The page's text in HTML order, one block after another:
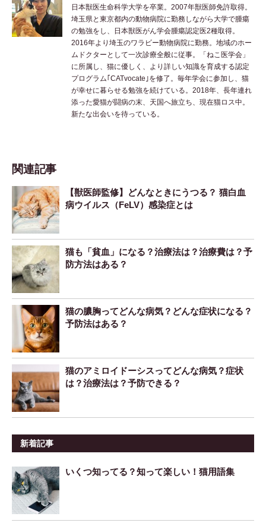
日本獣医生命科学大学を卒業。2007年獣医師免許取得。
埼玉県と東京都内の動物病院に勤務しながら大学で腫瘍
の勉強をし、日本獣医がん学会腫瘍認定医2種取得。
2016年より埼玉のワラビー動物病院に勤務。地域のホー
ムドクターとして一次診療全般に従事。「ねこ医学会」
に所属し、猫に優しく、より詳しい知識を育成する認定
プログラム｢CATvocate｣を修了。毎年学会に参加し、猫
が幸せに暮らせる勉強を続けている。2018年、長年連れ
添った愛猫が闘病の末、天国へ旅立ち、現在猫ロス中。
新たな出会いを待っている。
関連記事
【獣医師監修】どんなときにうつる？ 猫白血
病ウイルス（FeLV）感染症とは
猫も「貧血」になる？治療法は？治療費は？予
防方法はある？
猫の膿胸ってどんな病気？どんな症状になる？
予防法はある？
猫のアミロイドーシスってどんな病気？症状
は？治療法は？予防できる？
新着記事
いくつ知ってる？知って楽しい！猫用語集